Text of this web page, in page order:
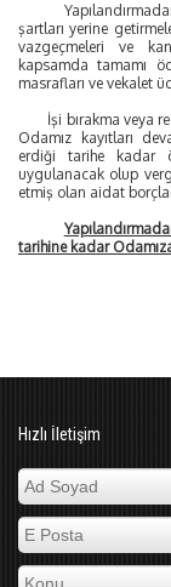
Yapılandırmadan
şartları yerine
vazgeçmeleri ve
kapsamda tamamı
masrafları ve vekalet
İşi bırakma veya
Odamız kayıtları
erdiği tarihe kadar
uygulanacak olup
etmiş olan aidat
tarihine kadar
Hızlı İletişim